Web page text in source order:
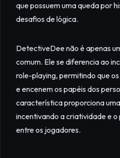
que possuem uma queda por
desafios de lógica.
DetectiveDee não é apenas
comum. Ele se diferencia ao
role-playing, permitindo que
e encenem os papéis dos
característica proporciona
incentivando a criatividade e
entre os jogadores.